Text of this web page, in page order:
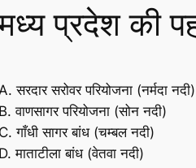
प्रदेश की
सरदार सरोवर परियोजना (नर्मदा नदी)
B. वाणसागर परियोजना (सोन नदी)
C. गाँधी सागर बांध (चम्बल नदी)
D. माताटीला बांध (वेतवा नदी)